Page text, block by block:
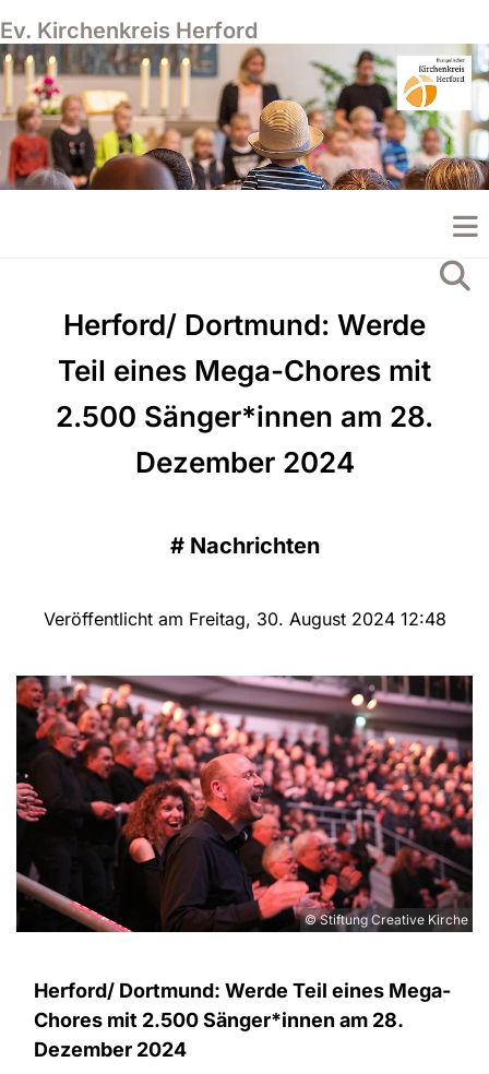
Ev. Kirchenkreis Herford
Herford/ Dortmund: Werde
Teil eines Mega-Chores mit
2.500 Sänger*innen am 28.
Dezember 2024
# Nachrichten
Veröffentlicht am Freitag, 30. August 2024 12:48
© Stiftung Creative Kirche
Herford/ Dortmund: Werde Teil eines Mega-
Chores mit 2.500 Sänger*innen am 28.
Dezember 2024